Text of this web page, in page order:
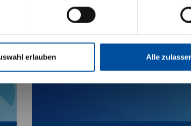
erlauben Alle
LAIQON - MFI Global